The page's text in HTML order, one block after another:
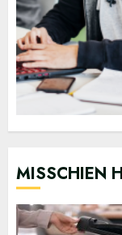
MISSCHIEN